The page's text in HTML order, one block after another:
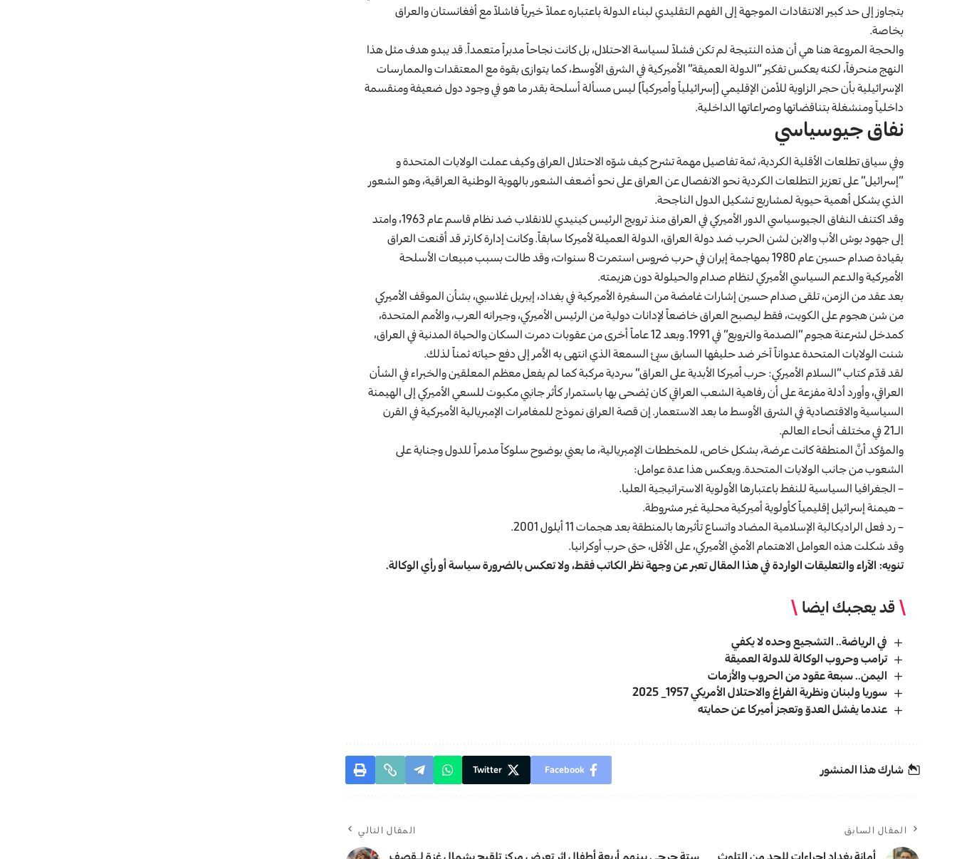
يتجاوز إلى حد كبير الانتقادات الموجهة إلى الفهم التقليدي لبناء الدولة باعتباره عملاً خيرياً فاشلاً مع أفغانستان والعراق
بخاصة.
والحجة المروعة هنا هي أن هذه النتيجة لم تكن فشلاً لسياسة الاحتلال، بل كانت نجاحاً مدبراً متعمداً. قد يبدو هدف مثل هذا
النهج منحرفاً، لكنه يعكس تفكير “الدولة العميقة” الأميركية في الشرق الأوسط، كما يتوازى بقوة مع المعتقدات والممارسات
الإسرائيلية بأن حجر الزاوية للأمن الإقليمي (إسرائيلياً وأميركياً) ليس مسألة أسلحة بقدر ما هو في وجود دول ضعيفة ومنقسمة
داخلياً ومنشغلة بتناقضاتها وصراعاتها الداخلية.
نفاق جيوسياسي
وفي سياق تطلعات الأقلية الكردية، ثمة تفاصيل مهمة تشرح كيف شوّه الاحتلال العراق وكيف عملت الولايات المتحدة و
“إسرائيل” على تعزيز التطلعات الكردية نحو الانفصال عن العراق على نحو أضعف الشعور بالهوية الوطنية العراقية، وهو الشعور
الذي يشكل أهمية حيوية لمشاريع تشكيل الدول الناجحة.
وقد اكتنف النفاق الجيوسياسي الدور الأميركي في العراق منذ ترويج الرئيس كينيدي للانقلاب ضد نظام قاسم عام 1963، وامتد
إلى جهود بوش الأب والابن لشن الحرب ضد دولة العراق، الدولة العميلة لأميركا سابقاً. وكانت إدارة كارتر قد أقنعت العراق
بقيادة صدام حسين عام 1980 بمهاجمة إيران في حرب ضروس استمرت 8 سنوات، وقد طالت بسبب مبيعات الأسلحة
الأميركية والدعم السياسي الأميركي لنظام صدام والحيلولة دون هزيمته.
بعد عقد من الزمن، تلقى صدام حسين إشارات غامضة من السفيرة الأميركية في بغداد، إيبريل غلاسبي، بشأن الموقف الأميركي
من شن هجوم على الكويت، فقط ليصبح العراق خاضعاً لإدانات دولية من الرئيس الأميركي، وجيرانه العرب، والأمم المتحدة،
كمدخل لشرعنة هجوم “الصدمة والترويع” في 1991. وبعد 12 عاماً أخرى من عقوبات دمرت السكان والحياة المدنية في العراق،
شنت الولايات المتحدة عدواناً آخر ضد حليفها السابق سيئ السمعة الذي انتهى به الأمر إلى دفع حياته ثمناً لذلك.
لقد قدّم كتاب “السلام الأميركي: حرب أميركا الأبدية على العراق” سردية مركبة كما لم يفعل معظم المعلقين والخبراء في الشأن
العراقي، وأورد أدلة مفزعة على أن رفاهية الشعب العراقي كان يُضحى بها باستمرار كأثر جانبي مكبوت للسعي الأميركي إلى الهيمنة
السياسية والاقتصادية في الشرق الأوسط ما بعد الاستعمار. إن قصة العراق نموذج للمغامرات الإمبريالية الأميركية في القرن
الـ21 في مختلف أنحاء العالم.
والمؤكد أنَّ المنطقة كانت عرضة، بشكل خاص، للمخططات الإمبريالية، ما يعني بوضوح سلوكاً مدمراً للدول وجناية على
الشعوب من جانب الولايات المتحدة. ويعكس هذا عدة عوامل:
– الجغرافيا السياسية للنفط باعتبارها الأولوية الاستراتيجية العليا.
– هيمنة إسرائيل إقليمياً كأولوية أميركية محلية غير مشروطة.
– رد فعل الراديكالية الإسلامية المضاد واتساع تأثيرها بالمنطقة بعد هجمات 11 أيلول 2001.
وقد شكلت هذه العوامل الاهتمام الأمني الأميركي، على الأقل، حتى حرب أوكرانيا.
تنويه: الآراء والتعليقات الواردة في هذا المقال تعبر عن وجهة نظر الكاتب فقط، ولا تعكس بالضرورة سياسة أو رأي الوكالة.
قد يعجبك ايضا
في الرياضة.. التشجيع وحده لا يكفي
ترامب وحروب الوكالة للدولة العميقة
اليمن.. سبعة عقود من الحروب والأزمات
سوريا ولبنان ونظرية الفراغ والاحتلال الأمريكي 1957_ 2025
عندما يفشل العدوّ وتعجز أميركا عن حمايته
شارك هذا المنشور Facebook
Twitter
المقال السابق
أمانة بغداد إجراءات للحد من التلوث
المقال التالي
ستة جرحى بينهم أربعة أطفال إثر تعرض مركز تلقيح بشمال غزة لـقصف